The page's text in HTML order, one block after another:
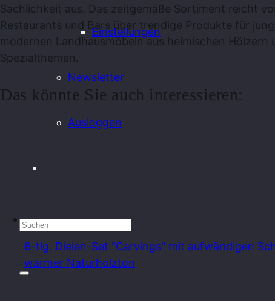
Einstellungen
Newsletter
Ausloggen
Sachlichkeit aus. Das zeitgemäße Sortiment reicht
Restaurants und Bars über trendige Produkte für
modernen Landhausmöbeln aus heimischen Hölzern
Spezialthemen.
Das könnte Sie auch interessieren:
6-tlg. Dielen-Set "Carvings" mit aufwändigen
warmer Naturholzton